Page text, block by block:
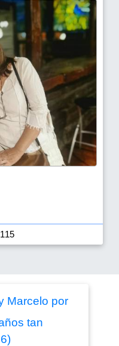
115
Marcelo por
tan